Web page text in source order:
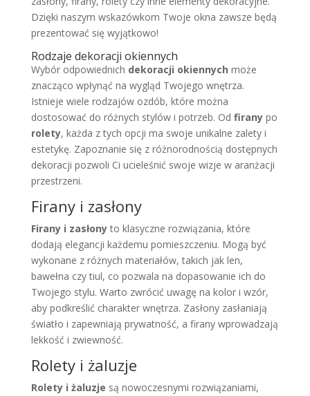
Dzięki naszym wskazówkom Twoje okna zawsze będą
prezentować się wyjątkowo!
Rodzaje dekoracji okiennych
Wybór odpowiednich dekoracji okiennych może
znacząco wpłynąć na wygląd Twojego wnętrza.
Istnieje wiele rodzajów ozdób, które można
dostosować do różnych stylów i potrzeb. Od firanypo
rolety, każda z tych opcji ma swoje unikalne zalety i
estetykę. Zapoznanie się z różnorodnością dostępnych
dekoracji pozwoli Ci ucieleśnić swoje wizje w aranżacji
przestrzeni.
Firany i zasłony
Firany i zasłonyto klasyczne rozwiązania, które
dodają elegancji każdemu pomieszczeniu. Mogą być
wykonane z różnych materiałów, takich jak len,
bawełna czy tiul, co pozwala na dopasowanie ich do
Twojego stylu. Warto zwrócić uwagę na kolor i wzór,
aby podkreślić charakter wnętrza. Zasłony zasłaniają
światło i zapewniają prywatność, a firany wprowadzają
lekkość i zwiewność.
Rolety i żaluzje
Rolety i żaluzje są nowoczesnymi rozwiązaniami,